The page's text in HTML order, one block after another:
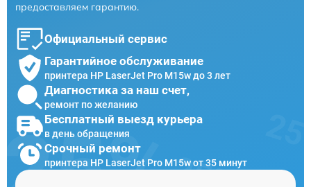
предоставляем гарантию.
Официальный сервис
Гарантийное обслуживание
принтера HP LaserJet Pro M15w до 3 лет
Диагностика за наш счет,
ремонт по желанию
Бесплатный выезд курьера
в день обращения
Срочный ремонт
принтера HP LaserJet Pro M15w от 35 минут